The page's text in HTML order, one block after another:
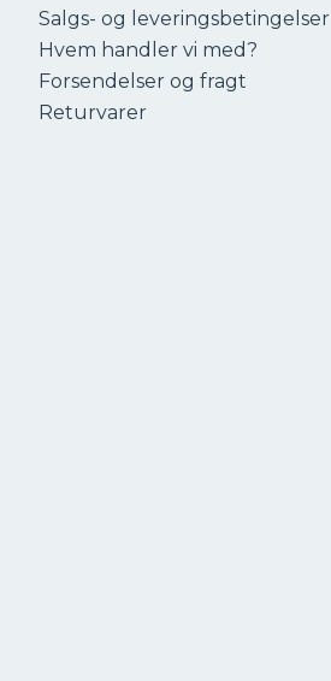
Salgs- og leveringsbetingelser
Hvem handler vi med?
Forsendelser og fragt
Returvarer